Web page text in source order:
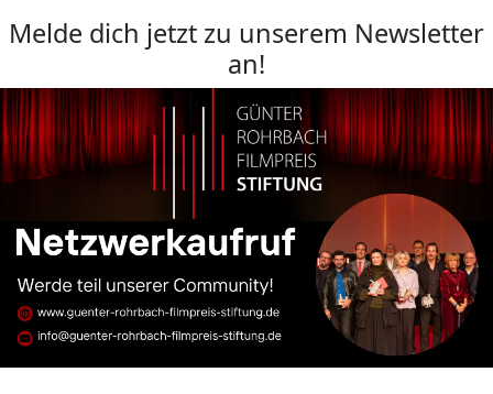
Melde dich jetzt zu unserem Newsletter
an!